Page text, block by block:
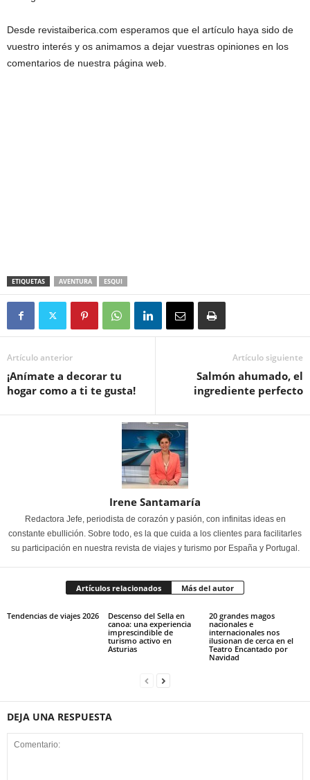
Desde revistaiberica.com esperamos que el artículo haya sido de
vuestro interés y os animamos a dejar vuestras opiniones en los
comentarios de nuestra página web.
ETIQUETAS AVENTURA ESQUI
Artículo anterior
¡Anímate a decorar tu
hogar como a ti te gusta!
Artículo siguiente
Salmón ahumado, el
ingrediente perfecto
Irene Santamaría
Redactora Jefe, periodista de corazón y pasión, con infinitas ideas en
constante ebullición. Sobre todo, es la que cuida a los clientes para facilitarles
su participación en nuestra revista de viajes y turismo por España y Portugal.
Artículos relacionados Más del autor
Tendencias de viajes 2026
Descenso del Sella en
canoa: una experiencia
imprescindible de
turismo activo en
Asturias
20 grandes magos
nacionales e
internacionales nos
ilusionan de cerca en el
Teatro Encantado por
Navidad
DEJA UNA RESPUESTA